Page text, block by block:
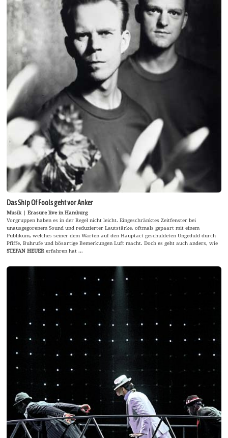
Das Ship Of Fools geht vor Anker
Musik | Erasure live in Hamburg
Vorgruppen haben es in der Regel nicht leicht. Eingeschränktes Zeitfenster bei
unausgegorenem Sound und reduzierter Lautstärke, oftmals gepaart mit einem
Publikum, welches seiner dem Warten auf den Hauptact geschuldeten Ungeduld durch
Pfiffe, Buhrufe und bösartige Bemerkungen Luft macht. Doch es geht auch anders, wie
STEFAN HEUERerfahren hat ...